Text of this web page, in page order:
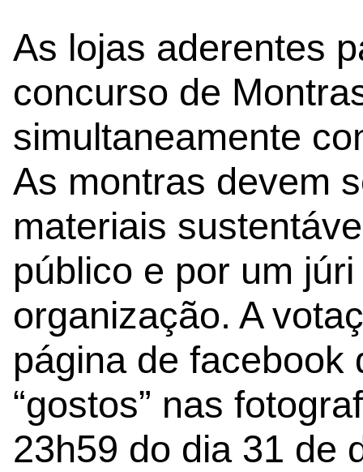
As lojas aderentes
concurso de
simultaneamente
As montras devem
materiais
público e por um
organização. A
página de facebook
“gostos” nas
23h59 do dia 31 de